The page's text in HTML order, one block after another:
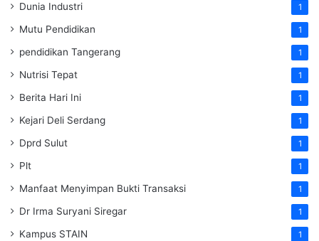
Dunia Industri 1
Mutu Pendidikan 1
pendidikan Tangerang 1
Nutrisi Tepat 1
Berita Hari Ini 1
Kejari Deli Serdang 1
Dprd Sulut 1
Plt 1
Manfaat Menyimpan Bukti Transaksi 1
Dr Irma Suryani Siregar 1
Kampus STAIN 1